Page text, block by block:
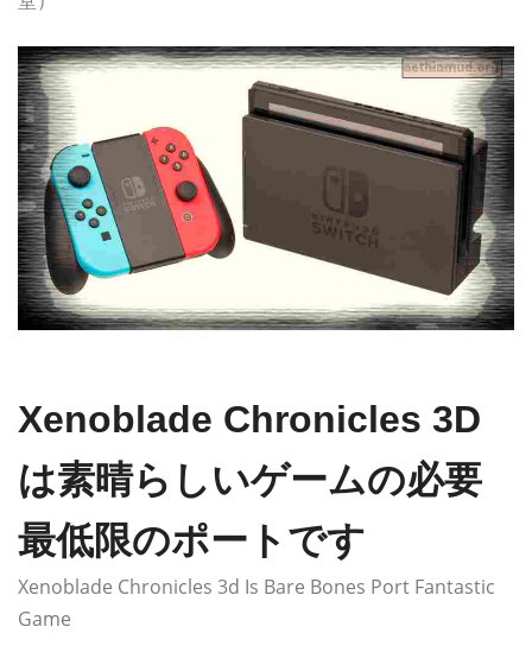
Xenoblade Chronicles 3D
は素晴らしいゲームの必要
最低限​​のポートです
Xenoblade Chronicles 3d Is Bare Bones Port Fantastic
Game